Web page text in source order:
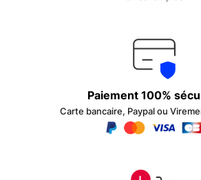
Paiement 100%
Carte bancaire, Paypal ou